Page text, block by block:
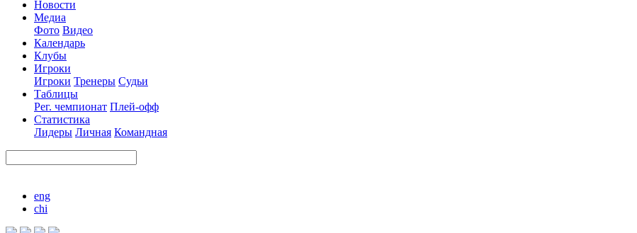
Новости
Медиа
Фото Видео
Календарь
Клубы
Игроки
Игроки Тренеры Судьи
Таблицы
Рег. чемпионат Плей-офф
Статистика
Лидеры Личная Командная
eng
chi